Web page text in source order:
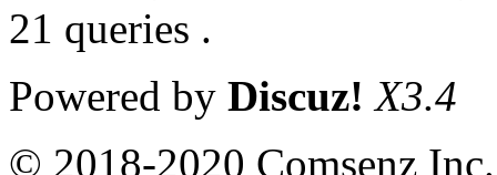
21 queries .
Powered by Discuz! X3.4
© 2018-2020 Comsenz Inc.